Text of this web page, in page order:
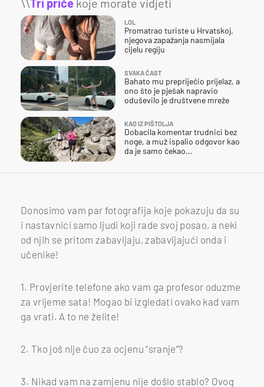
LOL
Promatrao turiste u Hrvatskoj,
njegova zapažanja nasmijala
cijelu regiju
SVAKA ČAST
Bahato mu prepriječio prijelaz, a
ono što je pješak napravio
oduševilo je društvene mreže
KAO IZ PIŠTOLJA
Dobacila komentar trudnici bez
noge, a muž ispalio odgovor kao
da je samo čekao…
Donosimo vam par fotografija koje pokazuju da su
i nastavnici samo ljudi koji rade svoj posao, a neki
od njih se pritom zabavljaju, zabavljajući onda i
učenike!
1. Provjerite telefone ako vam ga profesor oduzme
za vrijeme sata! Mogao bi izgledati ovako kad vam
ga vrati. A to ne želite!
2. Tko još nije čuo za ocjenu “sranje”?
3. Nikad vam na zamjenu nije došlo stablo? Ovog